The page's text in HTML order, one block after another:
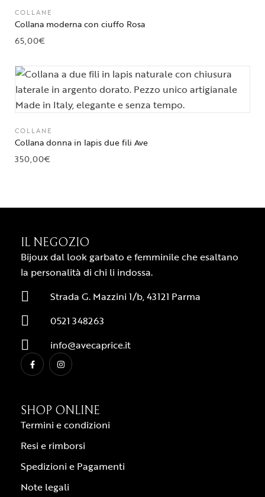
COLLANE
Collana moderna con ciuffo Rosa
65,00€
COLLANE
Collana donna in lapis due fili Ave
350,00€
IL NEGOZIO
Bijoux dal look garbato e femminile che esaltano
la personalità di chi li indossa.
Strada G. Mazzini 1/b, 43121 Parma
0521 348263
info@avecaprice.it
SHOP ONLINE
Termini e condizioni
Resi e rimborsi
Spedizioni e Pagamenti
Note legali